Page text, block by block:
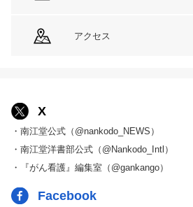
アクセス
X
・南江堂公式（@nankodo_NEWS）
・南江堂洋書部公式（@Nankodo_Intl）
・『がん看護』編集室（@gankango）
Facebook